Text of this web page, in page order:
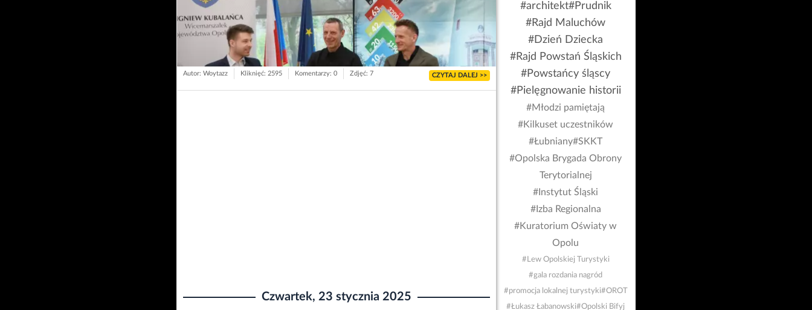
Autor: Woytazz Kliknięć: 2595 Komentarzy: 0 Zdjęć: 7 CZYTAJ DALEJ >>
Czwartek, 23 stycznia 2025
#architekt#Prudnik
#Rajd Maluchów
#Dzień Dziecka
#Rajd Powstań Śląskich
#Powstańcy śląscy
#Pielęgnowanie historii
#Młodzi pamiętają
#Kilkuset uczestników
#Łubniany#SKKT
#Opolska Brygada Obrony
Terytorialnej
#Instytut Śląski
#Izba Regionalna
#Kuratorium Oświaty w
Opolu
#Lew Opolskiej Turystyki
#gala rozdania nagród
#promocja lokalnej turystyki#OROT
#Łukasz Łabanowski#Opolski Bifyj